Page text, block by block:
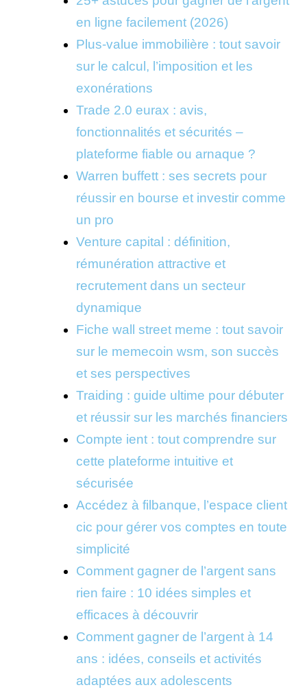
en ligne facilement (2026)
Plus-value immobilière : tout savoir
sur le calcul, l’imposition et les
exonérations
Trade 2.0 eurax : avis,
fonctionnalités et sécurités –
plateforme fiable ou arnaque ?
Warren buffett : ses secrets pour
réussir en bourse et investir comme
un pro
Venture capital : définition,
rémunération attractive et
recrutement dans un secteur
dynamique
Fiche wall street meme : tout savoir
sur le memecoin wsm, son succès
et ses perspectives
Traiding : guide ultime pour débuter
et réussir sur les marchés financiers
Compte ient : tout comprendre sur
cette plateforme intuitive et
sécurisée
Accédez à filbanque, l’espace client
cic pour gérer vos comptes en toute
simplicité
Comment gagner de l’argent sans
rien faire : 10 idées simples et
efficaces à découvrir
Comment gagner de l’argent à 14
ans : idées, conseils et activités
adaptées aux adolescents